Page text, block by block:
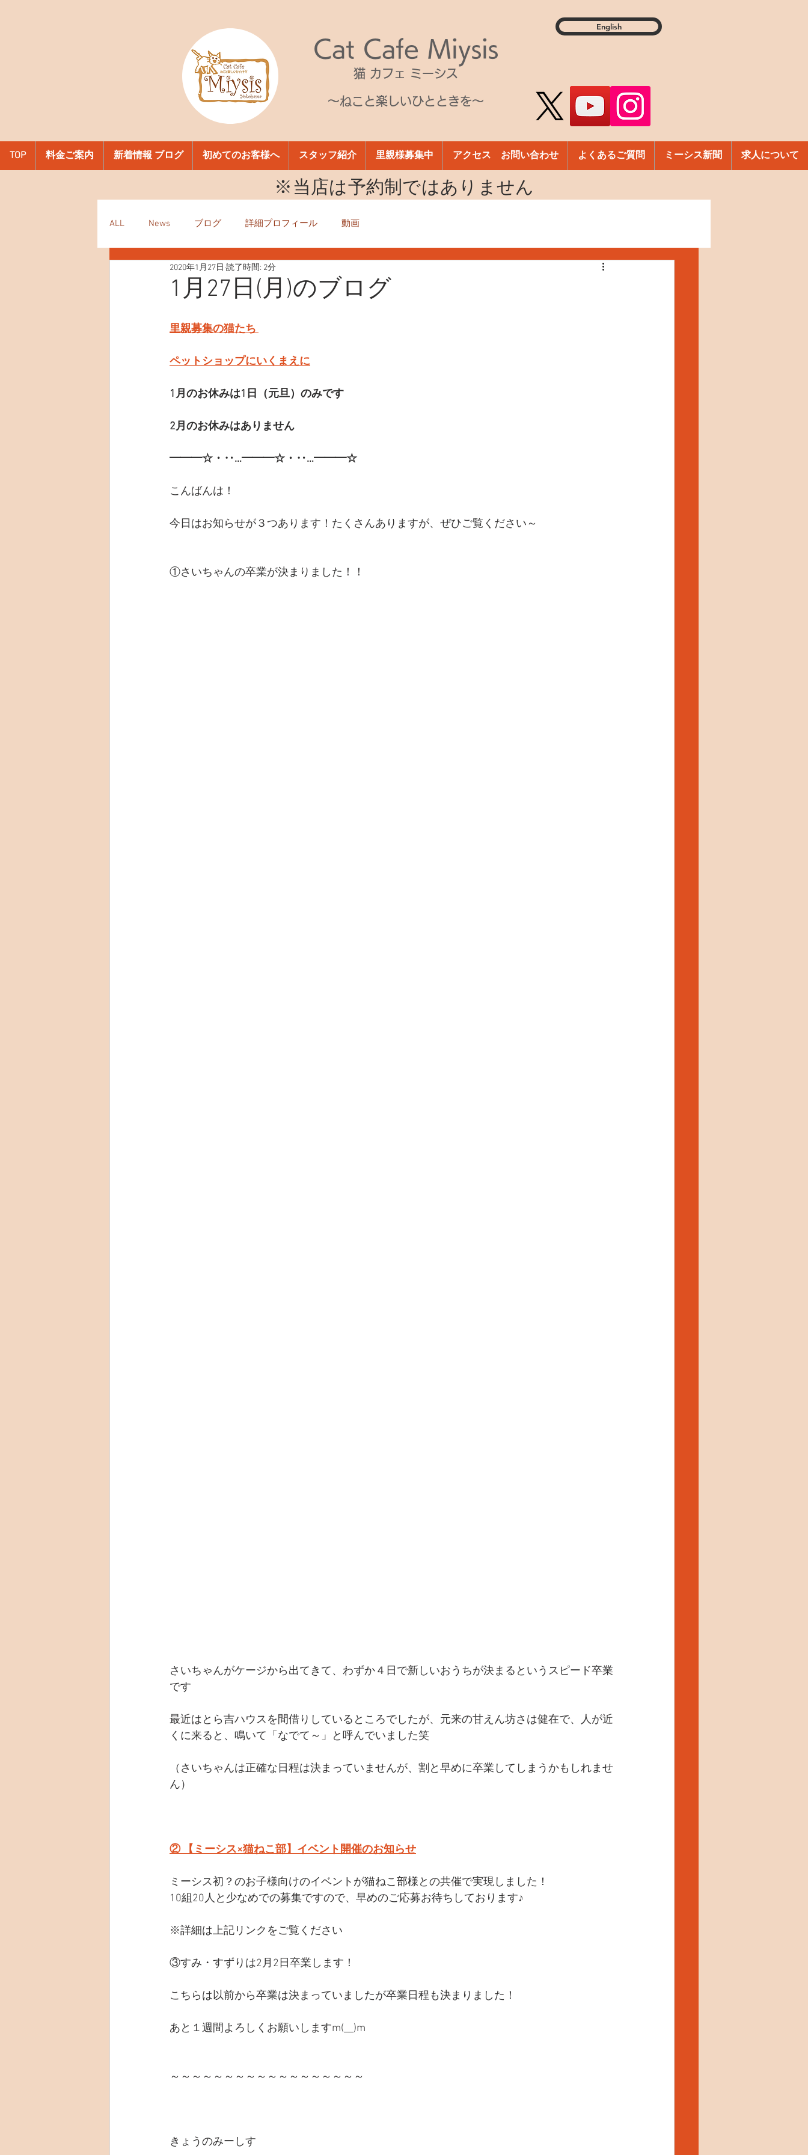
Cat Cafe Miysis
猫 カフェ ミーシス
～ねこと楽しいひとときを～
English
TOP 料金ご案内 新着情報 ブログ 初めてのお客様へ スタッフ紹介 里親様募集中 アクセス お問い合わせ よくあるご質問 ミーシス新聞 求人について
​※当店は予約制ではありません
ALL News ブログ 詳細プロフィール 動画
1月27日(月)のブログ
2020年1月27日 読了時間: 2分
里親募集の猫たち
ペットショップにいくまえに
1月のお休みは1日（元旦）のみです
2月のお休みはありません
━━━☆・‥…━━━☆・‥…━━━☆
こんばんは！
今日はお知らせが３つあります！たくさんありますが、ぜひご覧ください～
①さいちゃんの卒業が決まりました！！
さいちゃんがケージから出てきて、わずか４日で新しいおうちが決まるというスピード卒業
です
最近はとら吉ハウスを間借りしているところでしたが、元来の甘えん坊さは健在で、人が近
くに来ると、鳴いて「なでて～」と呼んでいました笑
（さいちゃんは正確な日程は決まっていませんが、割と早めに卒業してしまうかもしれませ
ん）
② 【ミーシス×猫ねこ部】イベント開催のお知らせ
ミーシス初？のお子様向けのイベントが猫ねこ部様との共催で実現しました！
10組20人と少なめでの募集ですので、早めのご応募お待ちしております♪
※詳細は上記リンクをご覧ください
③すみ・すずりは2月2日卒業します！
こちらは以前から卒業は決まっていましたが卒業日程も決まりました！
あと１週間よろしくお願いしますm(__)m
～～～～～～～～～～～～～～～～～～
きょうのみーしす